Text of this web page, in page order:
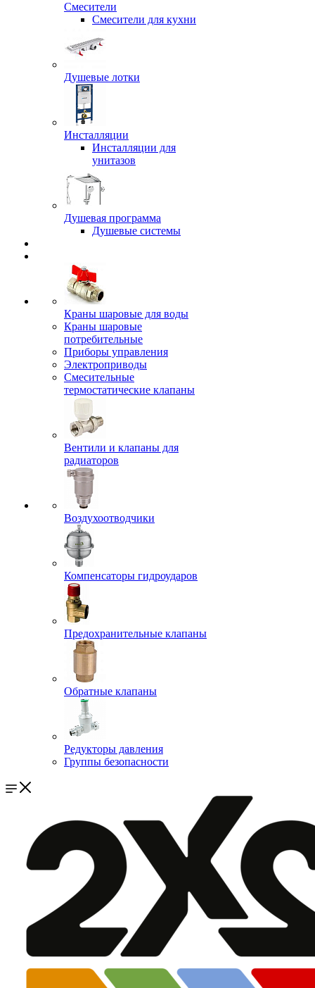
Смесители
Смесители для кухни
Душевые лотки
Инсталляции
Инсталляции для
унитазов
Душевая программа
Душевые системы
Краны шаровые для воды
Краны шаровые
потребительные
Приборы управления
Электроприводы
Смесительные
термостатические клапаны
Вентили и клапаны для
радиаторов
Воздухоотводчики
Компенсаторы гидроударов
Предохранительные клапаны
Обратные клапаны
Редукторы давления
Группы безопасности